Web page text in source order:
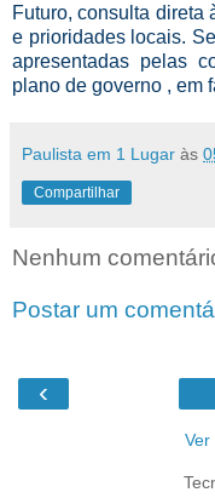
Futuro, consulta direta
e prioridades locais.
apresentadas pelas
plano de governo , em
Paulista em 1 Lugar às
Compartilhar
Nenhum
Postar um
‹
Ver